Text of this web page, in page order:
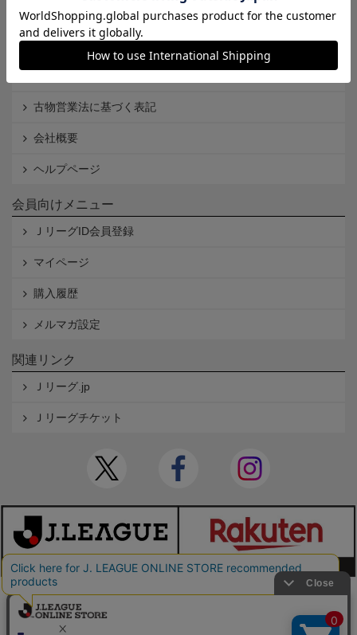
個人情報保護方針
Cookieポリシー
古物営業法に基づく表記
会社概要
ヘルプページ
会員向けメニュー
ＪリーグID会員登録
マイページ
購入履歴
メルマガ設定
関連リンク
Ｊリーグ.jp
Ｊリーグチケット
本サイトで使用している文章・画像等の無断での複製・転載を禁止します。
© JAPAN PROFESSIONAL FOOTBALL LEAGUE Rakuten Group, Inc. ALL RIGHTS RE